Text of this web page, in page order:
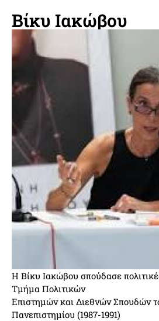
Βίκυ Ιακώβου
Η Βίκυ Ιακώβου σπούδασε
Τμήμα Πολιτικών
Επιστημών και Διεθνών Σπουδών
Πανεπιστημίου (1987-1991)